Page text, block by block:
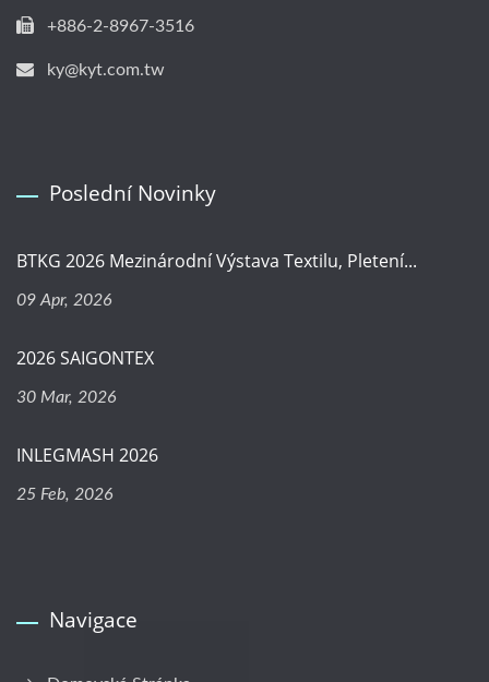
+886-2-8967-3516
ky@kyt.com.tw
Poslední Novinky
BTKG 2026 Mezinárodní Výstava Textilu, Pletení...
09 Apr, 2026
2026 SAIGONTEX
30 Mar, 2026
INLEGMASH 2026
25 Feb, 2026
Navigace